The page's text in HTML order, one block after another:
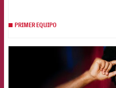
PRIMER EQUIPO